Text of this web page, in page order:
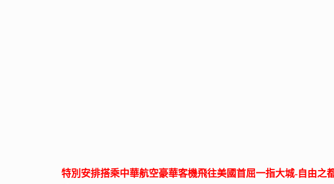
特別安排搭乘中華航空豪華客機飛往美國首屈一指大城-自由之